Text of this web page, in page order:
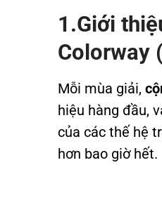
1.Giới
Colorway
Mỗi mùa giải,
hiệu hàng đầu,
của các thế hệ
hơn bao giờ hết.